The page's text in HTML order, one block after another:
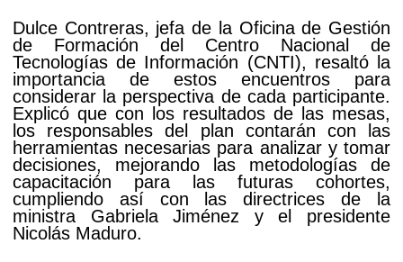
Dulce Contreras, jefa de la Oficina de Gestión
de Formación del Centro Nacional de
Tecnologías de Información (CNTI), resaltó la
importancia de estos encuentros para
considerar la perspectiva de cada participante.
Explicó que con los resultados de las mesas,
los responsables del plan contarán con las
herramientas necesarias para analizar y tomar
decisiones, mejorando las metodologías de
capacitación para las futuras cohortes,
cumpliendo así con las directrices de la
ministra Gabriela Jiménez y el presidente
Nicolás Maduro.